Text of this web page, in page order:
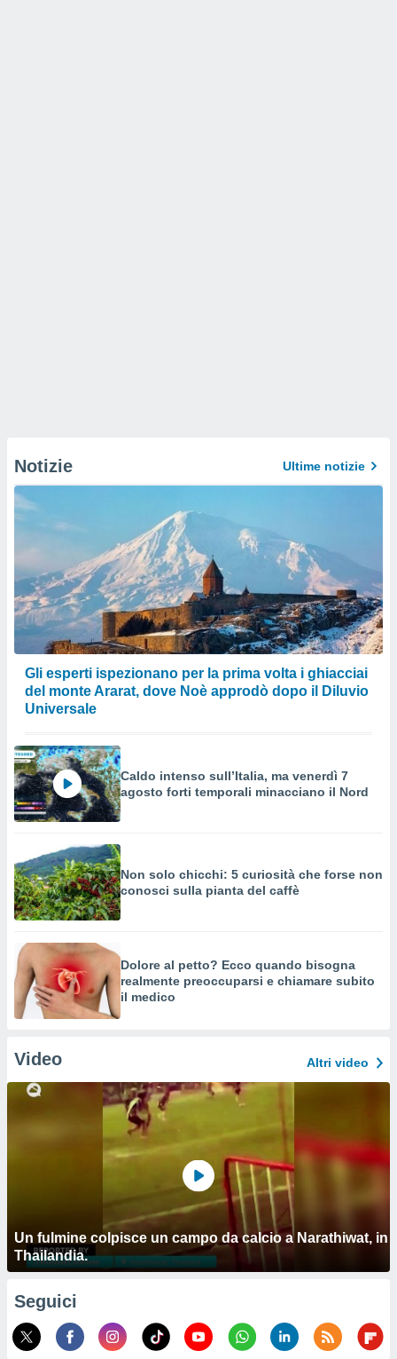
Notizie Ultime notizie
Gli esperti ispezionano per la prima volta i ghiacciai
del monte Ararat, dove Noè approdò dopo il Diluvio
Universale
Caldo intenso sull’Italia, ma venerdì 7
agosto forti temporali minacciano il Nord
Non solo chicchi: 5 curiosità che forse non
conosci sulla pianta del caffè
Dolore al petto? Ecco quando bisogna
realmente preoccuparsi e chiamare subito
il medico
Video Altri video
Un fulmine colpisce un campo da calcio a Narathiwat, in
Thailandia.
Seguici